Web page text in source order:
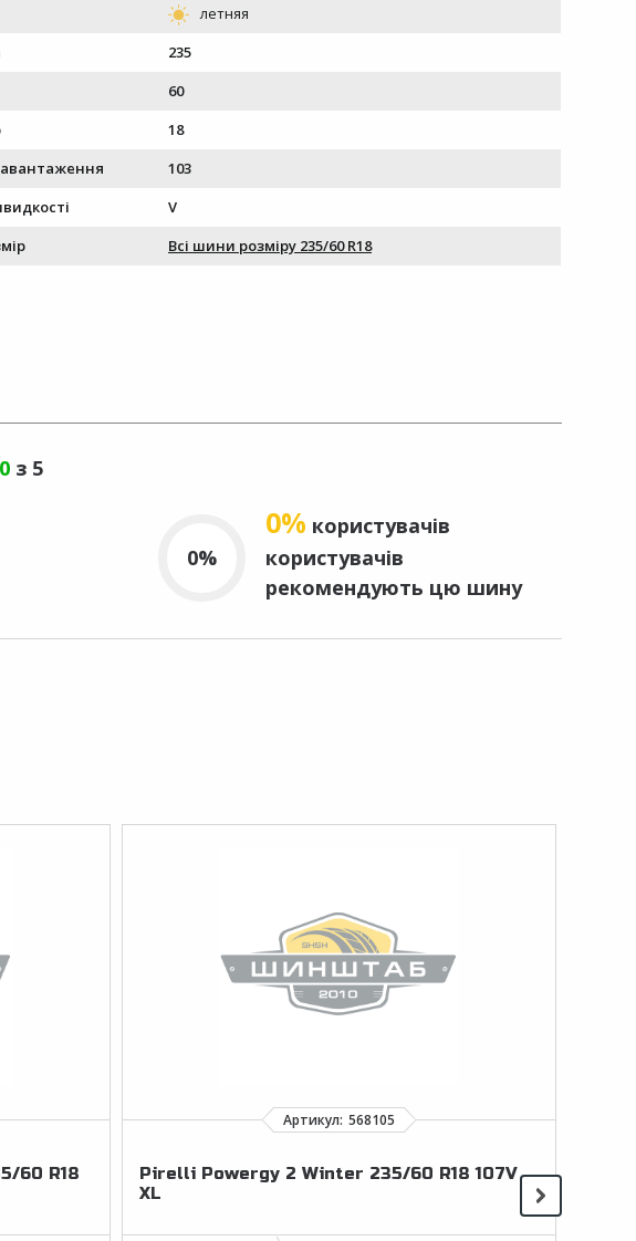
235
60
18
103
V
Всі шини розміру 235/60 R18
0 з 5
0%
0% користувачів
користувачів
рекомендують цю шину
60 R18
Pirelli Powergy 2 Winter 235/60 R18 107V
XL